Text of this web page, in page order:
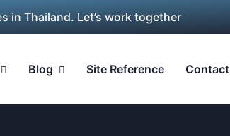
in Thailand. Let’s work together
Blog Site Reference Contact